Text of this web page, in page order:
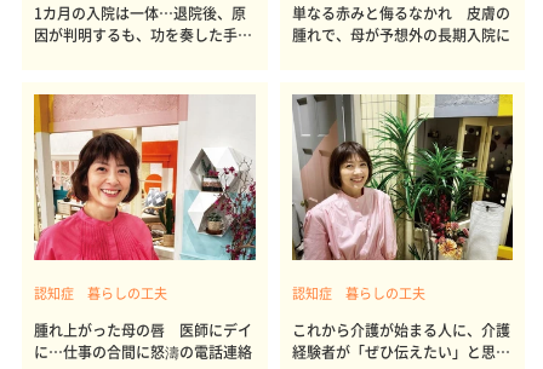
1カ月の入院は一体…退院後、原
因が判明するも、功を奏した手術
単なる赤みと侮るなかれ 皮膚の
腫れで、母が予想外の長期入院に
認知症 暮らしの工夫
腫れ上がった母の唇 医師にデイ
に…仕事の合間に怒濤の電話連絡
認知症 暮らしの工夫
これから介護が始まる人に、介護
経験者が「ぜひ伝えたい」と思う